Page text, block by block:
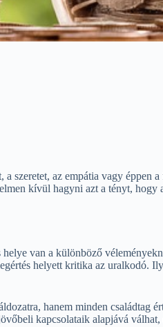
az empátia vagy éppen
kívül hagyni azt a tényt,
van a különböző
helyett kritika az uralkodó.
hanem minden családtag
kapcsolataik alapjává